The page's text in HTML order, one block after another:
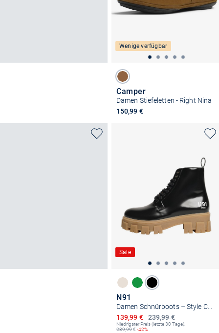
Wenige verfügbar
Camper
Damen Stiefeletten - Right Nina
150,99 €
Sale
N91
Damen Schnürboots – Style Choice NN
239,99 €
Ermäßigter Preis
139,99 €
Niedrigster Preis (letzte 30 Tage):
239,99€ -42%